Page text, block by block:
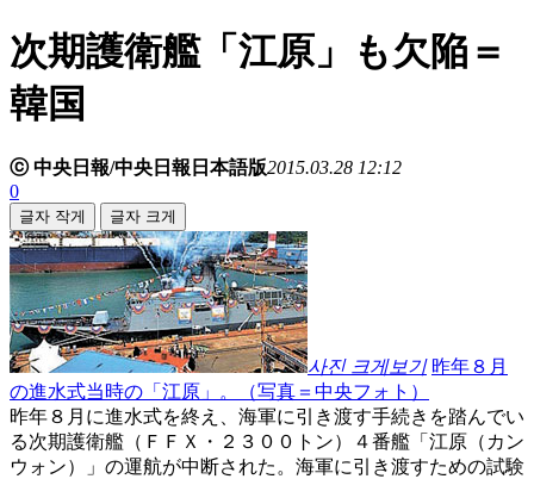
次期護衛艦「江原」も欠陥＝
韓国
ⓒ 中央日報/中央日報日本語版2015.03.28 12:12
0
글자 작게 글자 크게
사진 크게보기 昨年８月
の進水式当時の「江原」。（写真＝中央フォト）
昨年８月に進水式を終え、海軍に引き渡す手続きを踏んでい
る次期護衛艦（ＦＦＸ・２３００トン）４番艦「江原（カン
ウォン）」の運航が中断された。海軍に引き渡すための試験